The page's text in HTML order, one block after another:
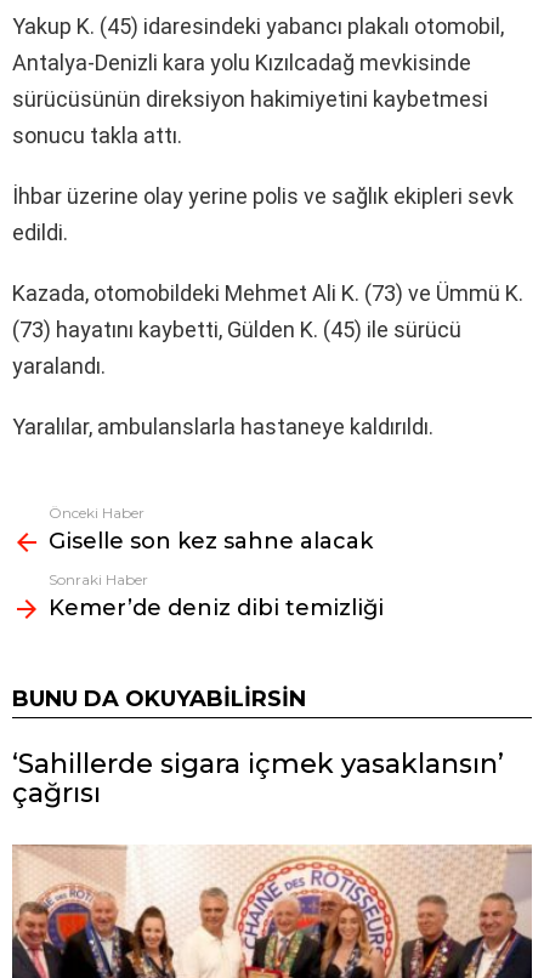
Yakup K. (45) idaresindeki yabancı plakalı otomobil,
Antalya-Denizli kara yolu Kızılcadağ mevkisinde
sürücüsünün direksiyon hakimiyetini kaybetmesi
sonucu takla attı.
İhbar üzerine olay yerine polis ve sağlık ekipleri sevk
edildi.
Kazada, otomobildeki Mehmet Ali K. (73) ve Ümmü K.
(73) hayatını kaybetti, Gülden K. (45) ile sürücü
yaralandı.
Yaralılar, ambulanslarla hastaneye kaldırıldı.
Fazlasına
bak
Önceki Haber
Giselle son kez sahne alacak
Sonraki Haber
Kemer’de deniz dibi temizliği
BUNU DA OKUYABILIRSIN
‘Sahillerde sigara içmek yasaklansın’
çağrısı